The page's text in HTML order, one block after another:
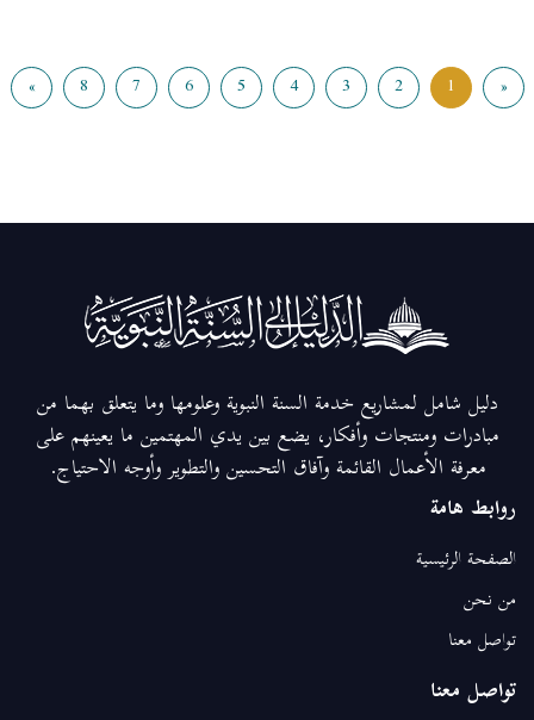
«
1
2
3
4
5
6
7
8
»
دليل شامل لمشاريع خدمة السنة النبوية وعلومها وما يتعلق بهما من
مبادرات ومنتجات وأفكار، يضع بين يدي المهتمين ما يعينهم على
معرفة الأعمال القائمة وآفاق التحسين والتطوير وأوجه الاحتياج.
روابط هامة
الصفحة الرئيسية
من نحن
تواصل معنا
تواصل معنا